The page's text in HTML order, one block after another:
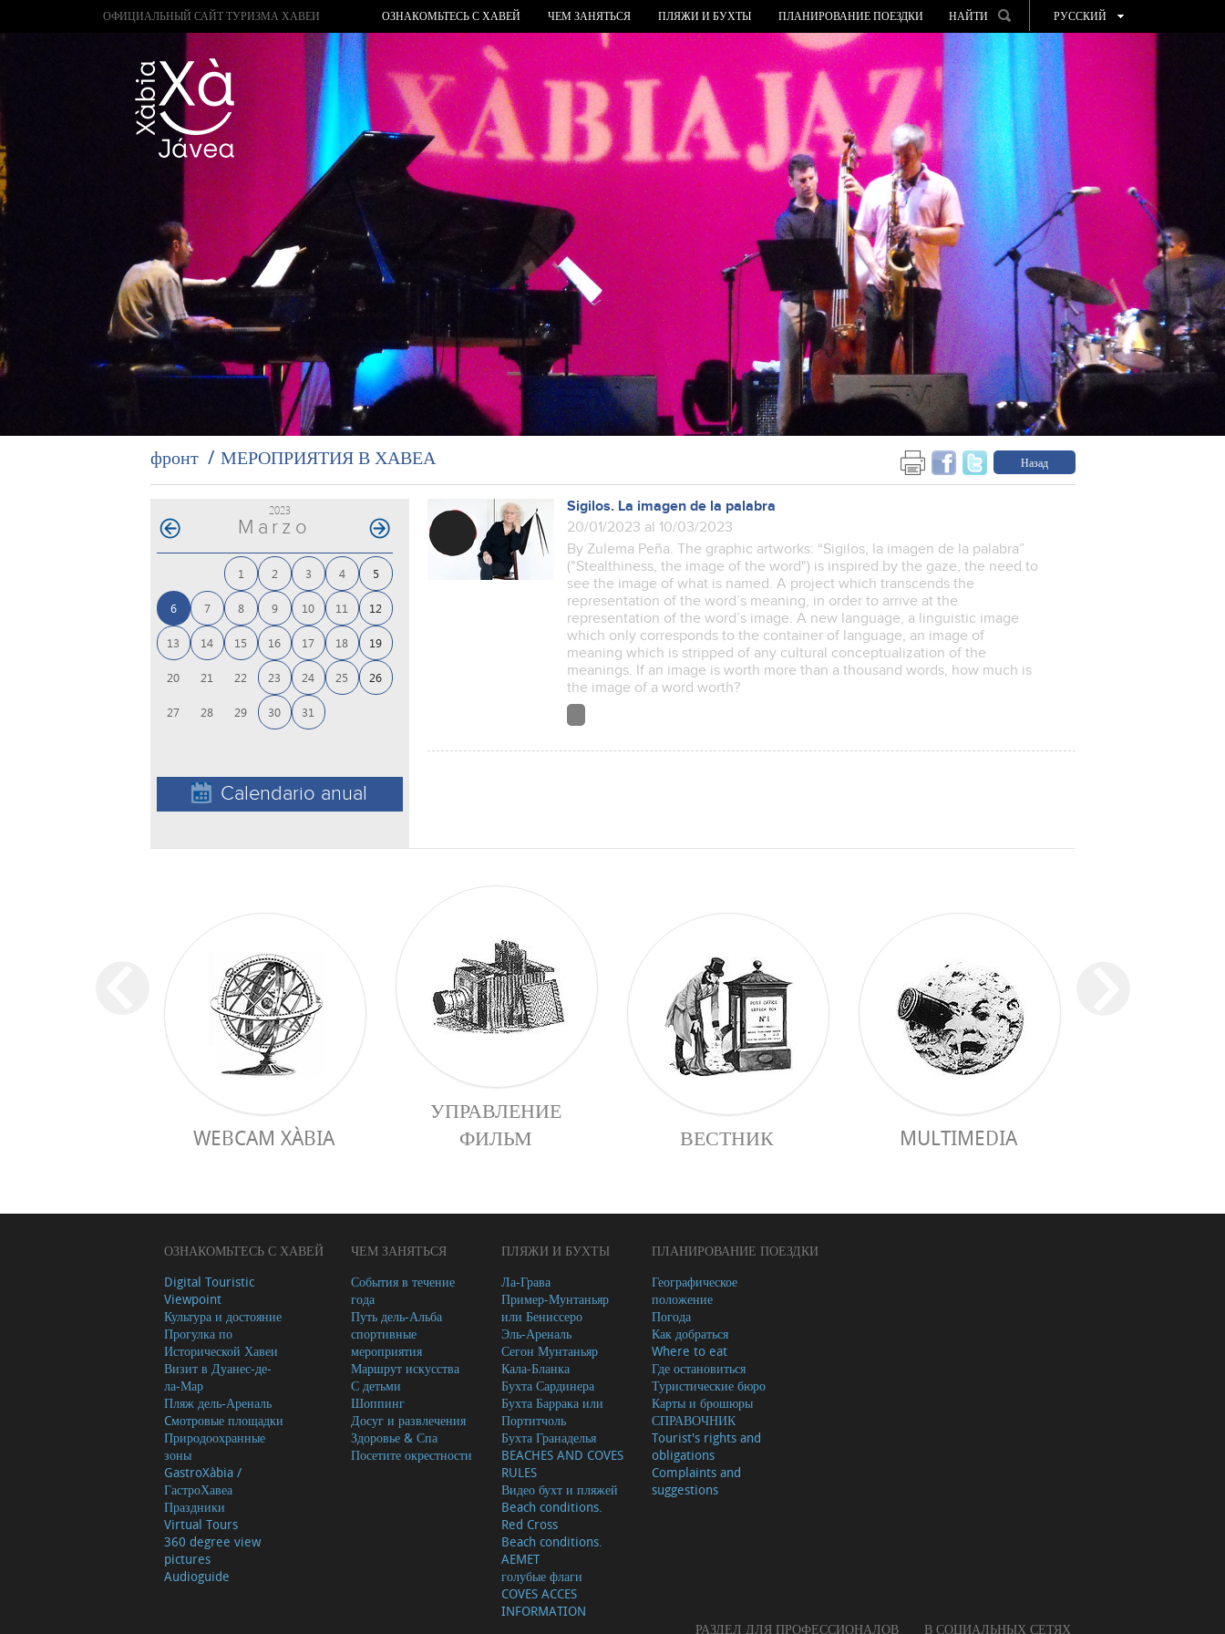
ОФИЦИАЛЬНЫЙ САЙТ ТУРИЗМА ХАВЕИ ОЗНАКОМЬТЕСЬ С ХАВЕЙ ЧЕМ ЗАНЯТЬСЯ ПЛЯЖИ И БУХТЫ ПЛАНИРОВАНИЕ ПОЕЗДКИ НАЙТИ
РУССКИЙ
ESPAÑOL
VALENCIÀ
ENGLISH
FRANÇAIS
DEUTSCH
фронт МЕРОПРИЯТИЯ В ХАВЕА Назад
2023
Marzo
1 2 3 4 5
6 7 8 9 10 11 12
13 14 15 16 17 18 19
20 21 22 23 24 25 26
27 28 29 30 31
Calendario anual
Sigilos. La imagen de la palabra
20/01/2023 al 10/03/2023
By Zulema Peña. The graphic artworks: “Sigilos, la imagen de la palabra”
("Stealthiness, the image of the word") is inspired by the gaze, the need to
see the image of what is named. A project which transcends the
representation of the word’s meaning, in order to arrive at the
representation of the word’s image. A new language, a linguistic image
which only corresponds to the container of language, an image of
meaning which is stripped of any cultural conceptualization of the
meanings. If an image is worth more than a thousand words, how much is
the image of a word worth?
WEBCAM XÀBIA
УПРАВЛЕНИЕ
ФИЛЬМ
ВЕСТНИК MULTIMEDIA
ОЗНАКОМЬТЕСЬ С ХАВЕЙ
Digital Touristic
Viewpoint
Культура и достояние
Прогулка по
Исторической Хавеи
Визит в Дуанес-де-
ла-Мар
Пляж дель-Ареналь
Cмотровые площадки
Природоохранные
зоны
GastroXàbia /
ГастроХавеа
Праздники
Virtual Tours
360 degree view
pictures
Audioguide
ЧЕМ ЗАНЯТЬСЯ
События в течение
года
Путь дель-Альба
спортивные
мероприятия
Маршрут искусства
С детьми
Шоппинг
Досуг и развлечения
Здоровье & Спа
Посетите окрестности
ПЛЯЖИ И БУХТЫ
Ла-Грава
Пример-Мунтаньяр
или Бениссеро
Эль-Ареналь
Сегон Мунтаньяр
Кала-Бланка
Бухта Сардинера
Бухта Баррака или
Портитчоль
Бухта Гранаделья
BEACHES AND COVES
RULES
Видео бухт и пляжей
Beach conditions.
Red Cross
Beach conditions.
AEMET
голубые флаги
COVES ACCES
INFORMATION
ПЛАНИРОВАНИЕ ПОЕЗДКИ
Географическое
положение
Погода
Как добраться
Where to eat
Где остановиться
Туристические бюро
Карты и брошюры
СПРАВОЧНИК
Tourist's rights and
obligations
Complaints and
suggestions
РАЗДЕЛ ДЛЯ ПРОФЕССИОНАЛОВ В СОЦИАЛЬНЫХ СЕТЯХ